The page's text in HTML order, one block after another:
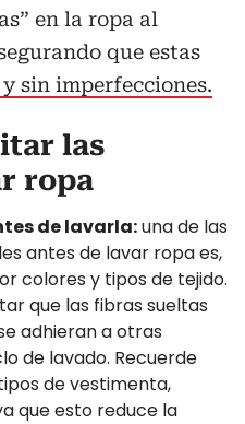
en la ropa al
que estas
sin imperfecciones.
las
ropa
de lavarla:una de las
antes de lavar ropa es,
colores y tipos de tejido.
que las fibras sueltas
adhieran a otras
de lavado. Recuerde
de vestimenta,
que esto reduce la